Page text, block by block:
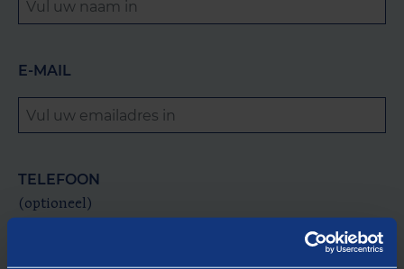
E-MAIL
TELEFOON
(optioneel)